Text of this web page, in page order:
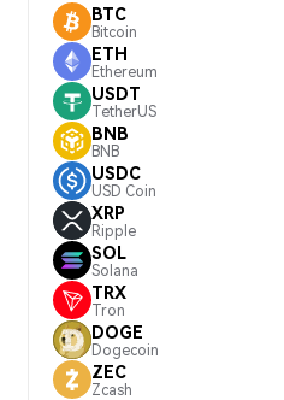
BTC
Bitcoin
ETH
Ethereum
USDT
TetherUS
BNB
BNB
USDC
USD Coin
XRP
Ripple
SOL
Solana
TRX
Tron
DOGE
Dogecoin
ZEC
Zcash